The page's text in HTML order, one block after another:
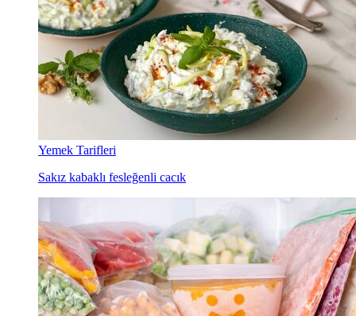
Yemek Tarifleri
Sakız kabaklı fesleğenli cacık